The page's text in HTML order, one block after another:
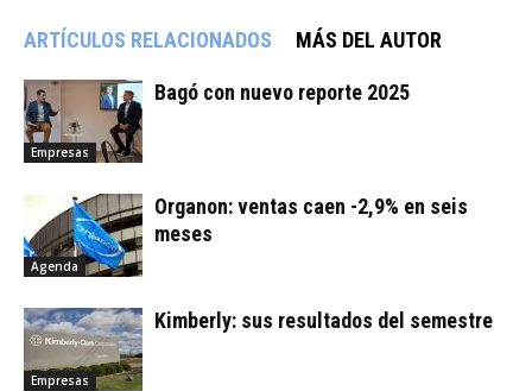
ARTÍCULOS RELACIONADOS MÁS DEL AUTOR
Empresas
Bagó con nuevo reporte 2025
Agenda
Organon: ventas caen -2,9% en seis
meses
Empresas
Kimberly: sus resultados del semestre